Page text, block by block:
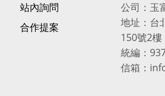
站內詢問
合作提案
公司：玉
地址：台
150號2樓
統編：
信箱：